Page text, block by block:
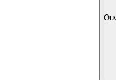
Achetez les
Convertissez vos